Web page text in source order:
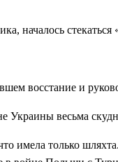
началось
восстание и
Украины весьма
имела только